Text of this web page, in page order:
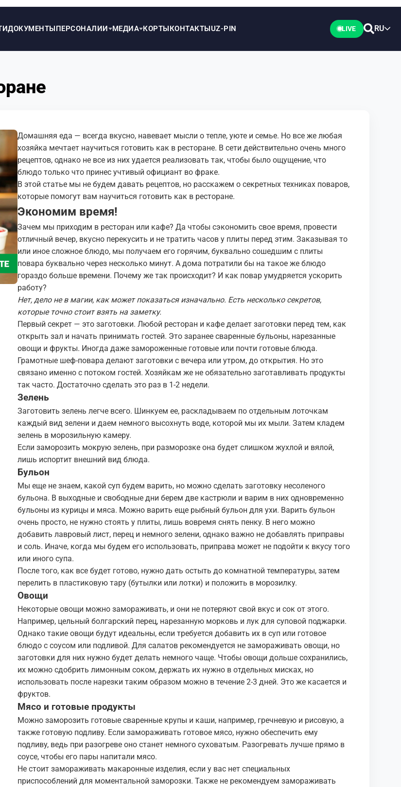
LIVE
Домашняя еда — всегда вкусно, навевает мысли о тепле, уюте и семье. Но все же любая
хозяйка мечтает научиться готовить как в ресторане. В сети действительно очень много
рецептов, однако не все из них удается реализовать так, чтобы было ощущение, что
блюдо только что принес учтивый официант во фраке.
В этой статье мы не будем давать рецептов, но расскажем о секретных техниках поваров,
которые помогут вам научиться готовить как в ресторане.
Экономим время!
Зачем мы приходим в ресторан или кафе? Да чтобы сэкономить свое время, провести
отличный вечер, вкусно перекусить и не тратить часов у плиты перед этим. Заказывая то
или иное сложное блюдо, мы получаем его горячим, буквально сошедшим с плиты
повара буквально через несколько минут. А дома потратили бы на такое же блюдо
гораздо больше времени. Почему же так происходит? И как повар умудряется ускорить
работу?
Нет, дело не в магии, как может показаться изначально. Есть несколько секретов,
которые точно стоит взять на заметку.
Первый секрет — это заготовки. Любой ресторан и кафе делает заготовки перед тем, как
открыть зал и начать принимать гостей. Это заранее сваренные бульоны, нарезанные
овощи и фрукты. Иногда даже замороженные готовые или почти готовые блюда.
Грамотные шеф-повара делают заготовки с вечера или утром, до открытия. Но это
связано именно с потоком гостей. Хозяйкам же не обязательно заготавливать продукты
так часто. Достаточно сделать это раз в 1-2 недели.
Зелень
Заготовить зелень легче всего. Шинкуем ее, раскладываем по отдельным лоточкам
каждый вид зелени и даем немного высохнуть воде, которой мы их мыли. Затем кладем
зелень в морозильную камеру.
Если заморозить мокрую зелень, при разморозке она будет слишком жухлой и вялой,
лишь испортит внешний вид блюда.
Бульон
Мы еще не знаем, какой суп будем варить, но можно сделать заготовку несоленого
бульона. В выходные и свободные дни берем две кастрюли и варим в них одновременно
бульоны из курицы и мяса. Можно варить еще рыбный бульон для ухи. Варить бульон
очень просто, не нужно стоять у плиты, лишь вовремя снять пенку. В него можно
добавить лавровый лист, перец и немного зелени, однако важно не добавлять приправы
и соль. Иначе, когда мы будем его использовать, приправа может не подойти к вкусу того
или иного супа.
После того, как все будет готово, нужно дать остыть до комнатной температуры, затем
перелить в пластиковую тару (бутылки или лотки) и положить в морозилку.
Овощи
Некоторые овощи можно замораживать, и они не потеряют свой вкус и сок от этого.
Например, цельный болгарский перец, нарезанную морковь и лук для суповой поджарки.
Однако такие овощи будут идеальны, если требуется добавить их в суп или готовое
блюдо с соусом или подливой. Для салатов рекомендуется не замораживать овощи, но
заготовки для них нужно будет делать немного чаще. Чтобы овощи дольше сохранились,
их можно сдобрить лимонным соком, держать их нужно в отдельных мисках, но
использовать после нарезки таким образом можно в течение 2-3 дней. Это же касается и
фруктов.
Мясо и готовые продукты
Можно заморозить готовые сваренные крупы и каши, например, гречневую и рисовую, а
также готовую подливу. Если замораживать готовое мясо, нужно обеспечить ему
подливу, ведь при разогреве оно станет немного суховатым. Разогревать лучше прямо в
соусе, чтобы его пары напитали мясо.
Не стоит замораживать макаронные изделия, если у вас нет специальных
приспособлений для моментальной заморозки. Также не рекомендуем замораживать